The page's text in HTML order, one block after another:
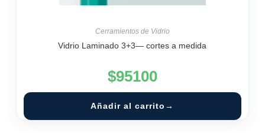
Cerramientos de Vidrio
Vidrio Laminado 3+3— cortes a medida
$95100
Añadir al carrito